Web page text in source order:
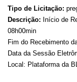
Tipo de Licitação:
Descrição: Início de
08h00min
Fim do Recebimento
Data da Sessão
Local: Plataforma da